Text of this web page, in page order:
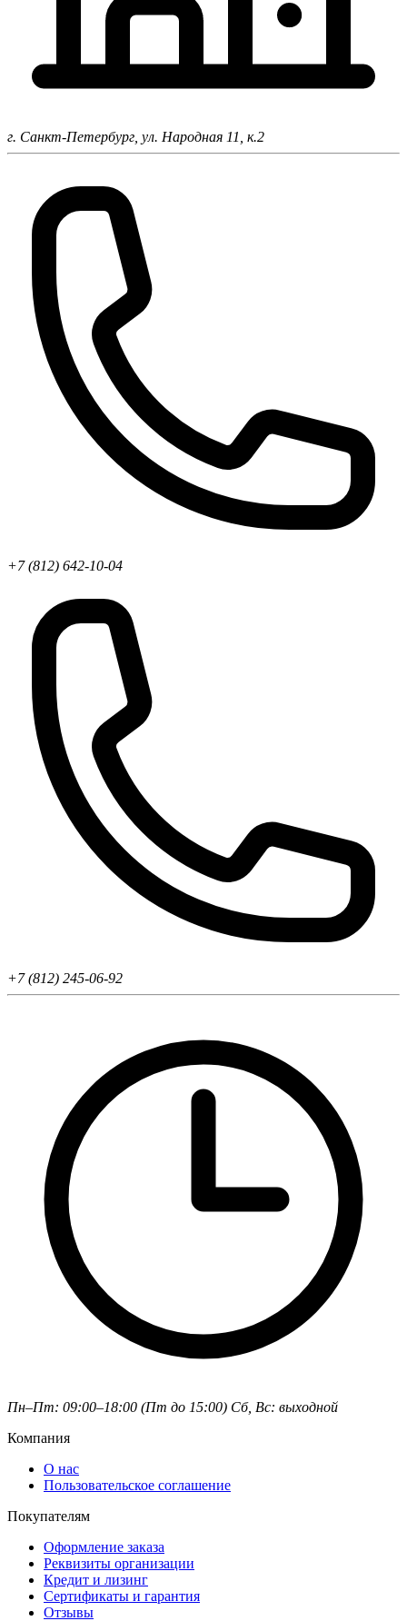
г. Санкт-Петербург, ул. Народная 11, к.2
+7 (812) 642-10-04
+7 (812) 245-06-92
Пн–Пт: 09:00–18:00 (Пт до 15:00) Сб, Вс: выходной
Компания
О нас
Пользовательское соглашение
Покупателям
Оформление заказа
Реквизиты организации
Кредит и лизинг
Сертификаты и гарантия
Отзывы